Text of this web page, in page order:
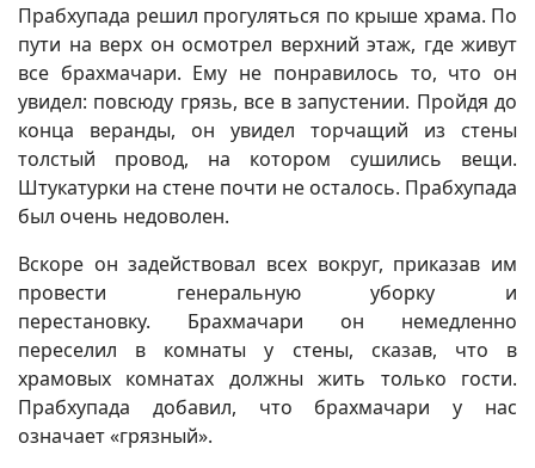
Прабхупада решил прогуляться по крыше храма. По
пути на верх он осмотрел верхний этаж, где живут
все брахмачари. Ему не понравилось то, что он
увидел: повсюду грязь, все в запустении. Пройдя до
конца веранды, он увидел торчащий из стены
толстый провод, на котором сушились вещи.
Штукатурки на стене почти не осталось. Прабхупада
был очень недоволен.
Вскоре он задействовал всех вокруг, приказав им
провести генеральную уборку и
перестановку. Брахмачари он немедленно
переселил в комнаты у стены, сказав, что в
храмовых комнатах должны жить только гости.
Прабхупада добавил, что брахмачари у нас
означает «грязный».